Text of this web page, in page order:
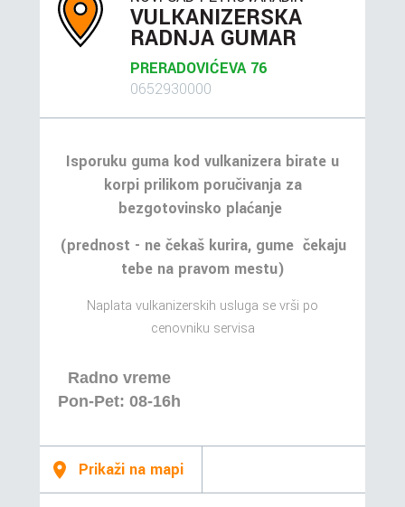
VULKANIZERSKA
RADNJA GUMAR
PRERADOVIĆEVA 76
0652930000
Isporuku guma kod vulkanizera birate u
korpi prilikom poručivanja za
bezgotovinsko plaćanje
(prednost - ne čekaš kurira, gume čekaju
tebe na pravom mestu)
Naplata vulkanizerskih usluga se vrši po
cenovniku servisa
Radno vreme
Pon-Pet: 08-16h
Prikaži na mapi